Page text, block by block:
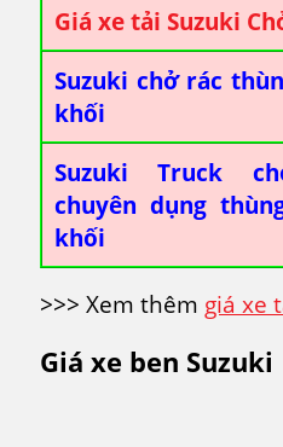
Giá xe tải Suzuki
Suzuki chở rác
khối
Suzuki Truck
chuyên dụng
khối
>>> Xem thêm giá xe
Giá xe ben Suzuki